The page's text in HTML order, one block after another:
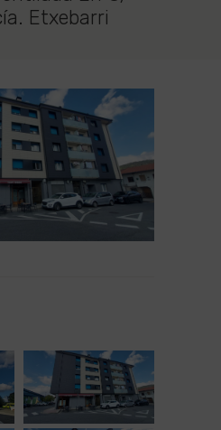
Etxebarri